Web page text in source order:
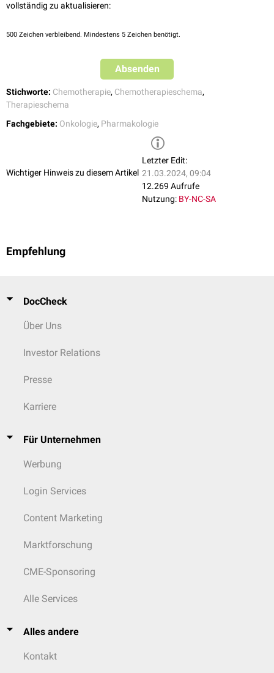
vollständig zu aktualisieren:
500 Zeichen verbleibend. Mindestens 5 Zeichen benötigt.
Absenden
Stichworte: Chemotherapie, Chemotherapieschema,
Therapieschema
Fachgebiete: Onkologie, Pharmakologie
Wichtiger Hinweis zu diesem Artikel
Letzter Edit:
21.03.2024, 09:04
12.269 Aufrufe
Nutzung: BY-NC-SA
Empfehlung
DocCheck
Über Uns
Investor Relations
Presse
Karriere
Für Unternehmen
Werbung
Login Services
Content Marketing
Marktforschung
CME-Sponsoring
Alle Services
Alles andere
Kontakt